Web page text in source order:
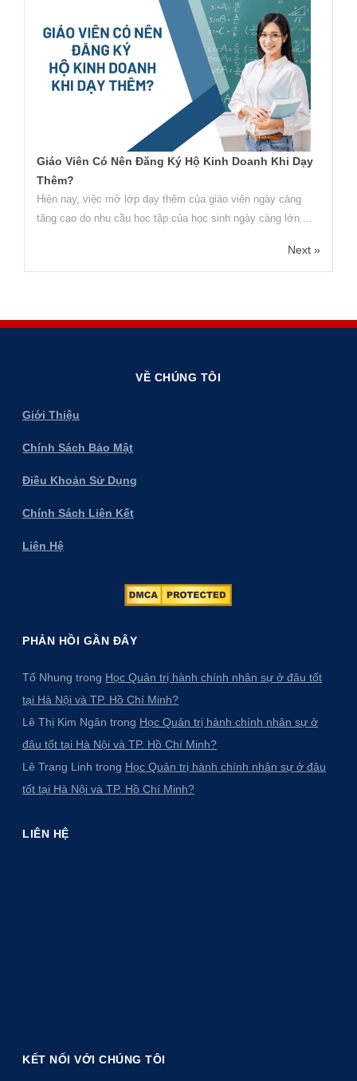
Giáo Viên Có Nên Đăng Ký Hộ Kinh Doanh Khi Dạy
Thêm?
Hiện nay, việc mở lớp dạy thêm của giáo viên ngày càng
tăng cao do nhu cầu học tập của học sinh ngày càng lớn....
Next »
VỀ CHÚNG TÔI
Giới Thiệu
Chính Sách Bảo Mật
Điều Khoản Sử Dụng
Chính Sách Liên Kết
Liên Hệ
PHẢN HỒI GẦN ĐÂY
Tố Nhung trong Học Quản trị hành chính nhân sự ở đâu tốt
tại Hà Nội và TP. Hồ Chí Minh?
Lê Thị Kim Ngân trong Học Quản trị hành chính nhân sự ở
đâu tốt tại Hà Nội và TP. Hồ Chí Minh?
Lê Trang Linh trong Học Quản trị hành chính nhân sự ở đâu
tốt tại Hà Nội và TP. Hồ Chí Minh?
LIÊN HỆ
KẾT NỐI VỚI CHÚNG TÔI